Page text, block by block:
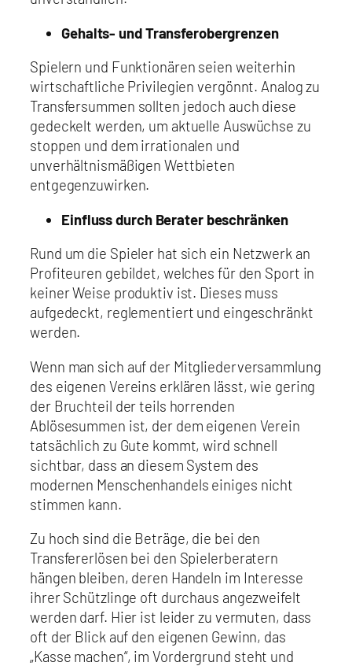
Gehalts- und Transferobergrenzen
Spielern und Funktionären seien weiterhin
wirtschaftliche Privilegien vergönnt. Analog zu
Transfersummen sollten jedoch auch diese
gedeckelt werden, um aktuelle Auswüchse zu
stoppen und dem irrationalen und
unverhältnismäßigen Wettbieten
entgegenzuwirken.
Einfluss durch Berater beschränken
Rund um die Spieler hat sich ein Netzwerk an
Profiteuren gebildet, welches für den Sport in
keiner Weise produktiv ist. Dieses muss
aufgedeckt, reglementiert und eingeschränkt
werden.
Wenn man sich auf der Mitgliederversammlung
des eigenen Vereins erklären lässt, wie gering
der Bruchteil der teils horrenden
Ablösesummen ist, der dem eigenen Verein
tatsächlich zu Gute kommt, wird schnell
sichtbar, dass an diesem System des
modernen Menschenhandels einiges nicht
stimmen kann.
Zu hoch sind die Beträge, die bei den
Transfererlösen bei den Spielerberatern
hängen bleiben, deren Handeln im Interesse
ihrer Schützlinge oft durchaus angezweifelt
werden darf. Hier ist leider zu vermuten, dass
oft der Blick auf den eigenen Gewinn, das
„Kasse machen“, im Vordergrund steht und